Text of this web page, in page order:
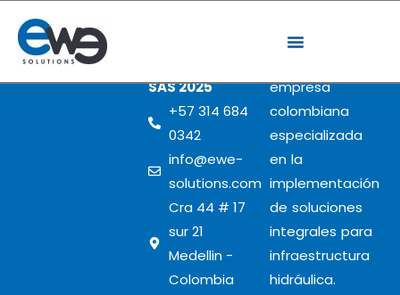
SAS 2025
+57 314 684
0342
info@ewe-
solutions.com
Cra 44 # 17
sur 21
Medellin -
Colombia
EWE Solutions
empresa
colombiana
especializada
en la
implementación
de soluciones
integrales para
infraestructura
hidráulica.